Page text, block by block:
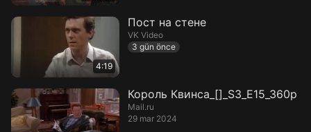
4:19
Пост на стене
VK Video
3 gün önce
Король Квинса_[]_S3_E15_360p
Mail.ru
29 mar 2024